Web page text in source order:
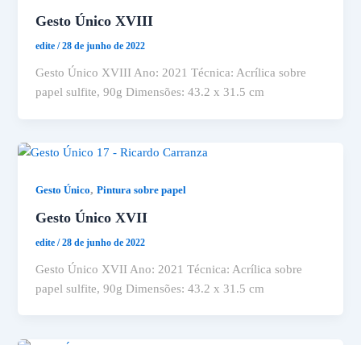
Gesto Único XVIII
edite/28 de junho de 2022
Gesto Único XVIII Ano: 2021 Técnica: Acrílica sobre
papel sulfite, 90g Dimensões: 43.2 x 31.5 cm
Gesto Único,Pintura sobre papel
Gesto Único XVII
edite/28 de junho de 2022
Gesto Único XVII Ano: 2021 Técnica: Acrílica sobre
papel sulfite, 90g Dimensões: 43.2 x 31.5 cm